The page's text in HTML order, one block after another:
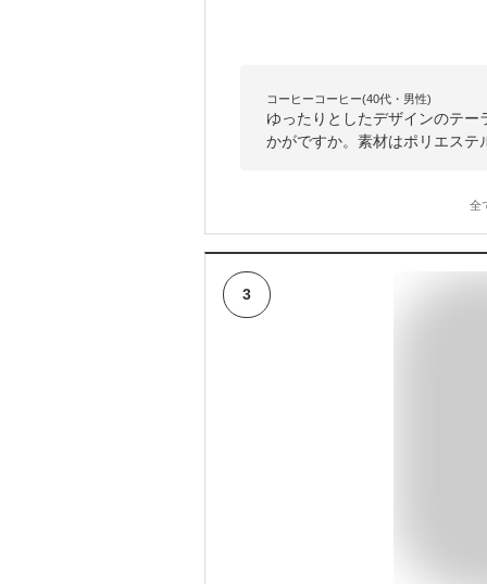
コーヒーコーヒー(40代・男性)
ゆったりとしたデザインのテ
かがですか。素材はポリエステ
全
3